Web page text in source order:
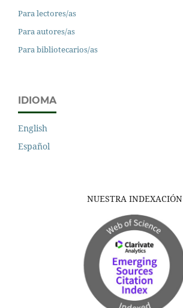
Para lectores/as
Para autores/as
Para bibliotecarios/as
IDIOMA
English
Español
NUESTRA INDEXACIÓN